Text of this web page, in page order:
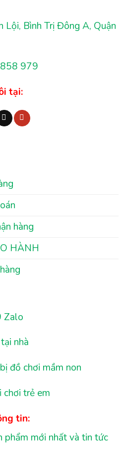
Lội, Bình Trị Đông A, Quận
979
tại:
hàng
HÀNH
Zalo
nhà
đồ chơi mầm non
chơi trẻ em
tin:
phẩm mới nhất và tin tức